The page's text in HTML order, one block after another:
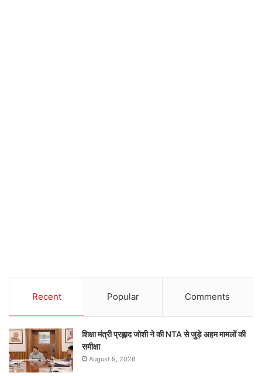
Recent Popular Comments
शिक्षा मंत्री प्रह्लाद जोशी ने की NTA से जुड़े अहम मामलों की
समीक्षा
August 9, 2026